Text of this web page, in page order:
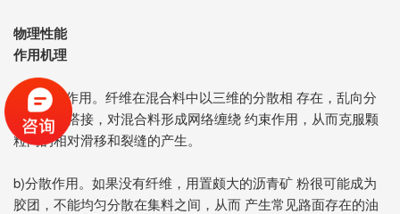
物理性能
作用机理
加强筋作用。纤维在混合料中以三维的分散相 存在，乱向分
布，相互搭接，对混合料形成网络缠绕 约束作用，从而克服颗
粒间的相对滑移和裂缝的产生。
b)分散作用。如果没有纤维，用置颇大的沥青矿 粉很可能成为
胶团，不能均匀分散在集料之间，从而 产生常见路面存在的油